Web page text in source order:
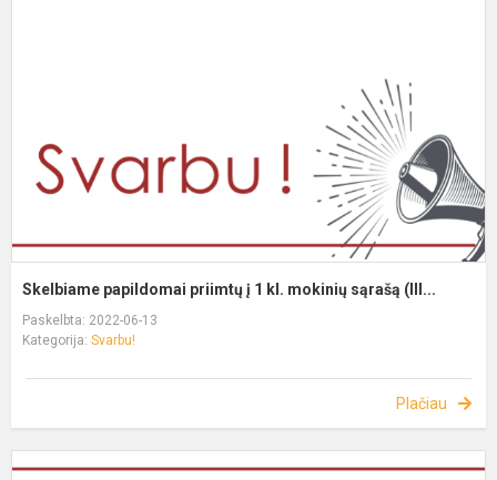
Skelbiame papildomai priimtų į 1 kl. mokinių sąrašą (III...
Paskelbta: 2022-06-13
Kategorija: Svarbu!
Plačiau